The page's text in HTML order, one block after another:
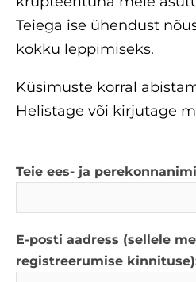
Teiega ise ühendust
kokku leppimiseks.
Küsimuste korral
Helistage või kirjutage
Teie ees- ja
E-posti aadress (sellele
registreerumise